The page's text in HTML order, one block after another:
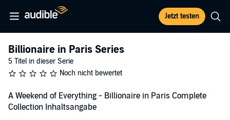
Jetzt testen
Billionaire in Paris Series
5 Titel in dieser Serie
Noch nicht bewertet
A Weekend of Everything - Billionaire in Paris Complete
Collection Inhaltsangabe